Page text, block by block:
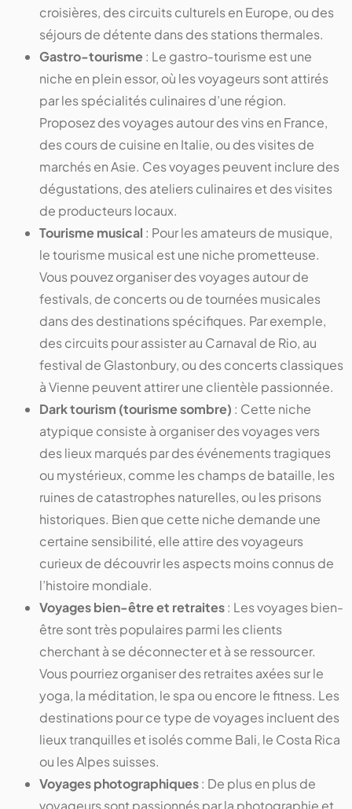
croisières, des circuits culturels en Europe, ou des
séjours de détente dans des stations thermales.
Gastro-tourisme: Le gastro-tourisme est une
niche en plein essor, où les voyageurs sont attirés
par les spécialités culinaires d’une région.
Proposez des voyages autour des vins en France,
des cours de cuisine en Italie, ou des visites de
marchés en Asie. Ces voyages peuvent inclure des
dégustations, des ateliers culinaires et des visites
de producteurs locaux.
Tourisme musical : Pour les amateurs de musique,
le tourisme musical est une niche prometteuse.
Vous pouvez organiser des voyages autour de
festivals, de concerts ou de tournées musicales
dans des destinations spécifiques. Par exemple,
des circuits pour assister au Carnaval de Rio, au
festival de Glastonbury, ou des concerts classiques
à Vienne peuvent attirer une clientèle passionnée.
Dark tourism (tourisme sombre) : Cette niche
atypique consiste à organiser des voyages vers
des lieux marqués par des événements tragiques
ou mystérieux, comme les champs de bataille, les
ruines de catastrophes naturelles, ou les prisons
historiques. Bien que cette niche demande une
certaine sensibilité, elle attire des voyageurs
curieux de découvrir les aspects moins connus de
l’histoire mondiale.
Voyages bien-être et retraites: Les voyages bien-
être sont très populaires parmi les clients
cherchant à se déconnecter et à se ressourcer.
Vous pourriez organiser des retraites axées sur le
yoga, la méditation, le spa ou encore le fitness. Les
destinations pour ce type de voyages incluent des
lieux tranquilles et isolés comme Bali, le Costa Rica
ou les Alpes suisses.
Voyages photographiques: De plus en plus de
voyageurs sont passionnés par la photographie et